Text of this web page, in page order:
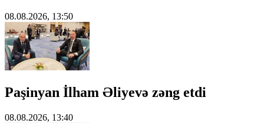
08.08.2026, 13:50
Paşinyan İlham Əliyevə zəng etdi
08.08.2026, 13:40